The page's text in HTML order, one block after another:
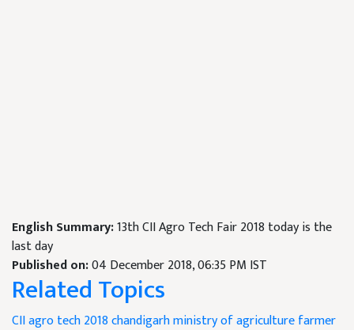
English Summary:13th CII Agro Tech Fair 2018 today is the
last day
Published on:04 December 2018, 06:35 PM IST
Related Topics
CII agro tech 2018chandigarhministry of agriculturefarmer